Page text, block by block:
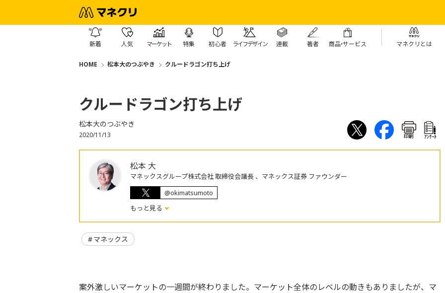
新着 人気 マーケット 特集 初心者 ライフデザイン 連載 著者 商品・サービス マネクリとは
HOME 松本大のつぶやき クルードラゴン打ち上げ
クルードラゴン打ち上げ
松本大のつぶやき
2020/11/13 印刷 ｱﾝｹｰﾄ
松本 大
マネックスグループ株式会社 取締役会議長 、マネックス証券 ファウンダー
@okimatsumoto
もっと見る
マネックス
案外激しいマーケットの一週間が終わりました。マーケット全体のレベルの動きもありましたが、マ